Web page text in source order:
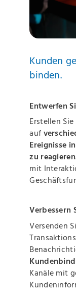
Kunden
binden.
Entwerfen
Erstellen
auf
Ereignisse
zu reagieren
mit
Verbessern
Versenden
Kanäle mit